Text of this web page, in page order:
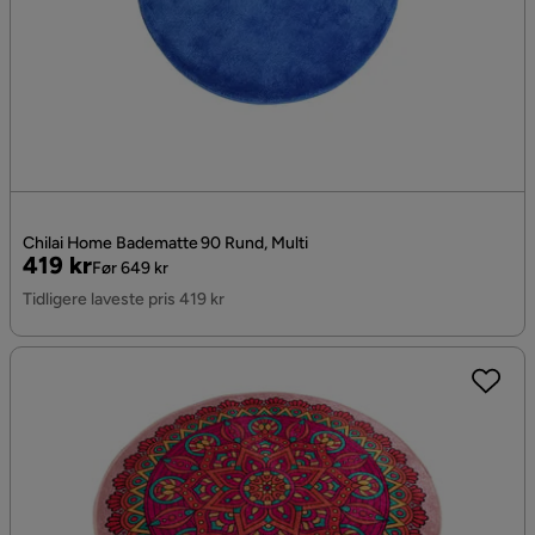
Chilai Home Badematte 90 Rund, Multi
Pris
419 kr
Original
Pris
Før 649 kr
Tidligere laveste pris 419 kr